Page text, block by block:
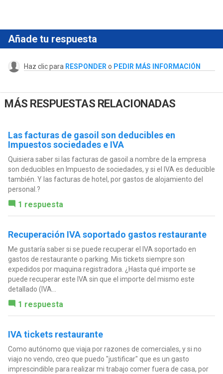
Añade tu respuesta
Haz clic para RESPONDER o PEDIR MÁS INFORMACIÓN
MÁS RESPUESTAS RELACIONADAS
Las facturas de gasoil son deducibles en
Impuestos sociedades e IVA
Quisiera saber si las facturas de gasoil a nombre de la empresa
son deducibles en Impuesto de sociedades, y si el IVA es deducible
también. Y las facturas de hotel, por gastos de alojamiento del
personal.?
1 respuesta
Recuperación IVA soportado gastos restaurante
Me gustaría saber si se puede recuperar el IVA soportado en
gastos de restaurante o parking. Mis tickets siempre son
expedidos por maquina registradora. ¿Hasta qué importe se
puede recuperar este IVA sin que el importe del mismo este
detallado (IVA...
1 respuesta
IVA tickets restaurante
Como autónomo que viaja por razones de comerciales, y si no
viajo no vendo, creo que puedo "justificar" que es un gasto
imprescindible para realizar mi trabajo comer fuera de casa, por